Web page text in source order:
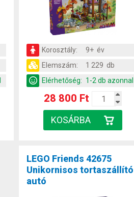
Korosztály:
9+ év
Elemszám:
1 229 db
Elérhetőség: 1-2 db azonnal
28 800 Ft
LEGO Friends 42675
Unikornisos tortaszállító
autó